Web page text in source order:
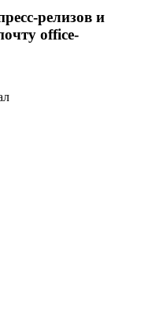
релизов и
office-